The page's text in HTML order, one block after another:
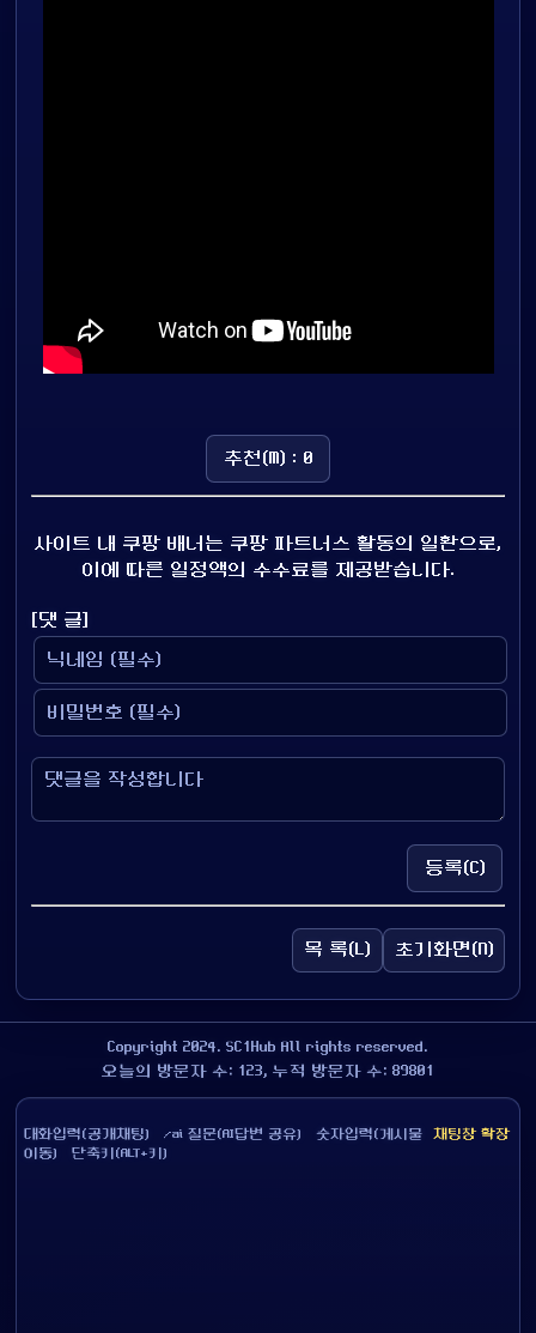
추천(M) : 0
사이트 내 쿠팡 배너는 쿠팡 파트너스 활동의 일환으로,
이에 따른 일정액의 수수료를 제공받습니다.
[댓 글]
등록(C)
목 록(L) 초기화면(N)
Copyright 2024. SC1Hub All rights reserved.
오늘의 방문자 수: 123, 누적 방문자 수: 89801
대화입력(공개채팅) /ai 질문(AI답변 공유) 숫자입력(게시물
이동) 단축키(ALT+키)
채팅창 확장